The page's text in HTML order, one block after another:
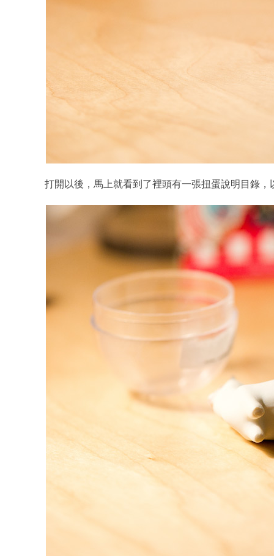
打開以後，馬上就看到了裡頭有一張扭蛋說明目錄，